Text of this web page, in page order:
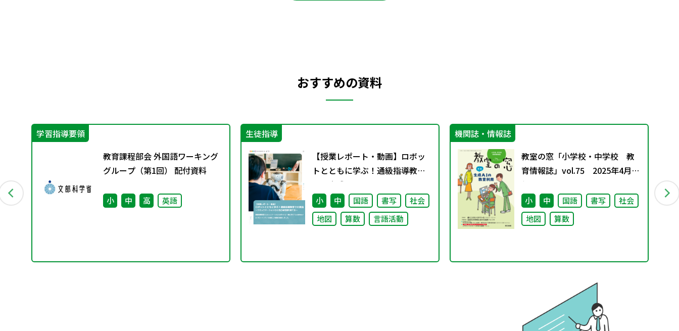
おすすめの資料
学習指導要領
教育課程部会 外国語ワーキング
グループ（第1回） 配付資料
小 中 高 英語
生徒指導
【授業レポート・動画】ロボッ
トとともに学ぶ！通級指導教室
での実践～コミュニケーション
力と自己肯定感を育てる～
小 中 国語 書写
社会
地図
算数 言語活動
機関誌・情報誌
教室の窓「小学校・中学校 教
育情報誌」vol.75 2025年4月発
行
小 中 国語 書写
社会
地図
算数